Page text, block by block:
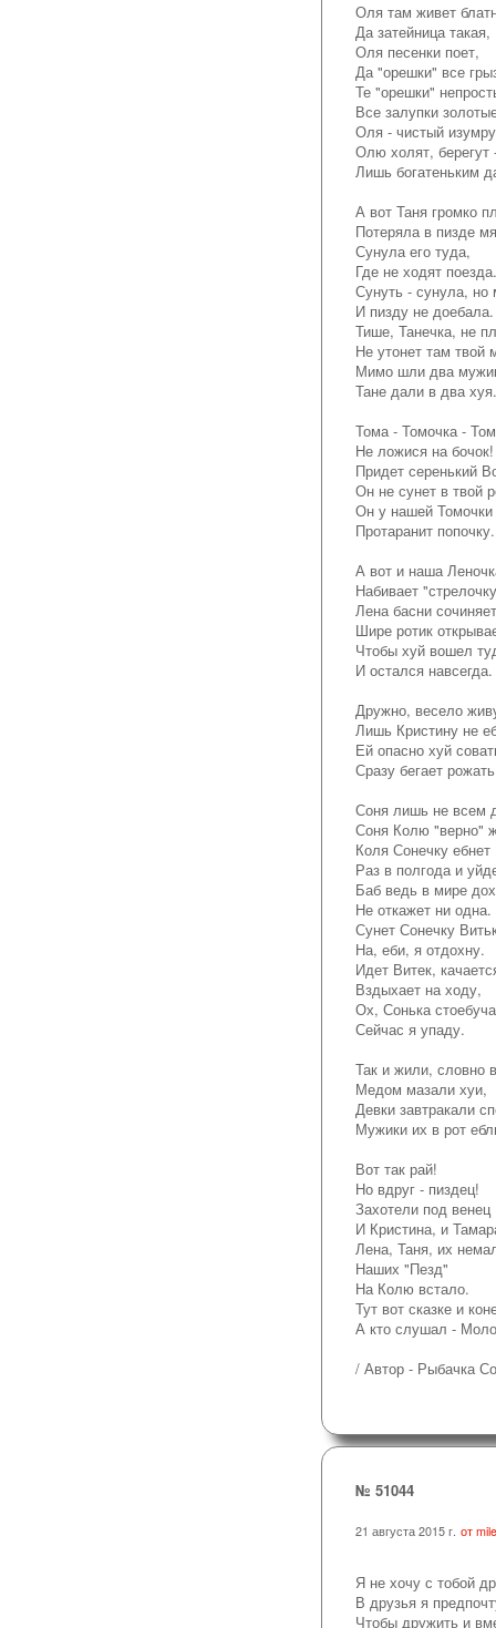
Оля там живет
Да затейница такая,
Оля песенки поет,
Да "орешки" все
Те "орешки"
Все залупки
Оля - чистый
Олю холят, берегут
Лишь богатеньким
А вот Таня громко
Потеряла в пизде
Сунула его туда,
Где не ходят поезда.
Сунуть - сунула, но
И пизду не доебала.
Тише, Танечка, не
Не утонет там твой
Мимо шли два
Тане дали в два хуя.
Тома - Томочка -
Не ложися на бочок!
Придет серенький
Он не сунет в твой
Он у нашей Томочки
Протаранит попочку.
А вот и наша
Набивает
Лена басни
Шире ротик
Чтобы хуй вошел
И остался навсегда.
Дружно, весело
Лишь Кристину не
Ей опасно хуй
Сразу бегает
Соня лишь не всем
Соня Колю "верно"
Коля Сонечку ебнет
Раз в полгода и
Баб ведь в мире
Не откажет ни одна.
Сунет Сонечку
На, еби, я отдохну.
Идет Витек,
Вздыхает на ходу,
Ох, Сонька
Сейчас я упаду.
Так и жили, словно
Медом мазали хуи,
Девки завтракали
Мужики их в рот
Вот так рай!
Но вдруг - пиздец!
Захотели под венец
И Кристина, и
Лена, Таня, их
Наших "Пезд"
На Колю встало.
Тут вот сказке и
А кто слушал -
/ Автор - Рыбачка
№ 51044
21 августа 2015 г. от
Я не хочу с тобой
В друзья я
Чтобы дружить и